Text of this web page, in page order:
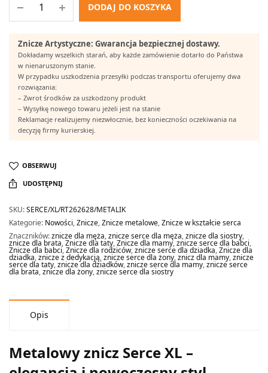
DODAJ DO KOSZYKA
Znicze Artystyczne: Gwarancja bezpiecznej dostawy.
Dokładamy wszelkich starań, aby każde zamówienie dotarło do Państwa
w nienaruszonym stanie.
W przypadku uszkodzenia przesyłki podczas transportu oferujemy dwa
rozwiązania:
– Zwrot środków za uszkodzony produkt
– Wysyłkę nowego towaru jeżeli jest na stanie
Reklamacje realizujemy niezwłocznie, bez konieczności oczekiwania na
decyzję firmy kurierskiej.
OBSERWUJ
UDOSTĘPNIJ
SKU:SERCE/XL/RT262628/METALIK
Kategorie: Nowości,Znicze,Znicze metalowe,Znicze w kształcie serca
Znaczników:znicze dla męża,znicze serce dla męża,znicze dla siostry,
znicze dla brata,Znicze dla taty,Znicze dla mamy,znicze serce dla babci,
Znicze dla babci,Znicze dla rodziców,znicze serce dla dziadka,Znicze dla
dziadka,znicze z dedykacją,znicze serce dla żony,znicz dla mamy,znicze
serce dla taty,znicze dla dziadków,znicze serce dla mamy,znicze serce
dla brata,znicze dla żony,znicze serce dla siostry
Opis
Metalowy znicz Serce XL –